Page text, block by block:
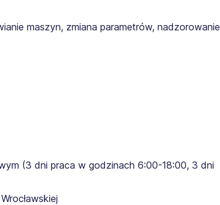
maszyn, zmiana parametrów, nadzorowanie
(3 dni praca w godzinach 6:00-18:00, 3 dni